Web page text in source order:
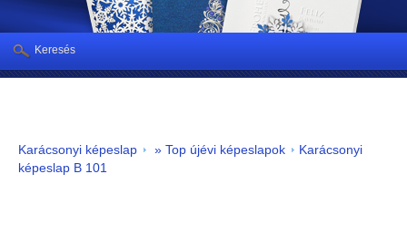
Karácsonyi képeslap » Top újévi képeslapok
Karácsonyi
képeslap B 101
Keresés